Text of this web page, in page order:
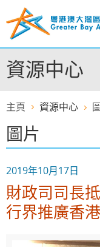
至
容
的
開
資源中心
主頁 資源中心
圖片
2019年10月17日
財政司司長
行界推廣香